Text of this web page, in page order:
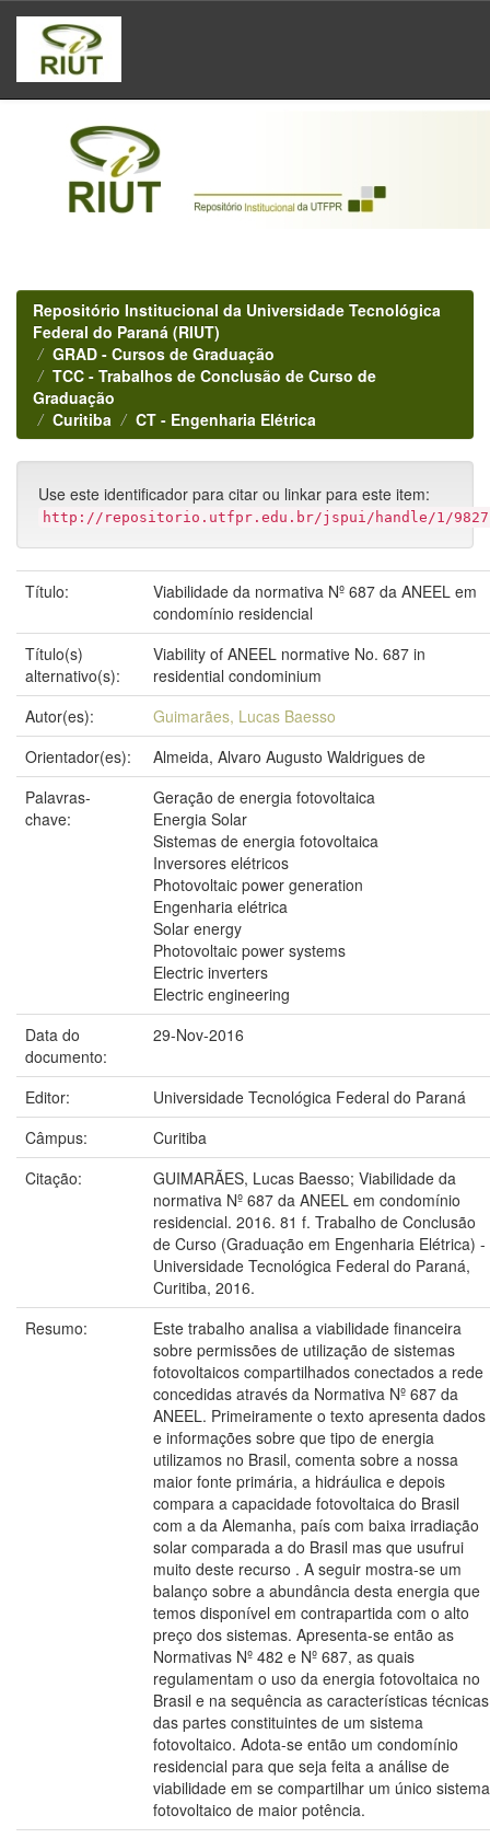
Skip
navigation
Repositório Institucional da Universidade Tecnológica
Federal do Paraná (RIUT)
GRAD - Cursos de Graduação
TCC - Trabalhos de Conclusão de Curso de
Graduação
Curitiba
CT - Engenharia Elétrica
Use este identificador para citar ou linkar para este item:
http://repositorio.utfpr.edu.br/jspui/handle/1/9827
Título:
Viabilidade da normativa Nº 687 da ANEEL em
condomínio residencial
Título(s)
alternativo(s):
Viability of ANEEL normative No. 687 in
residential condominium
Autor(es):
Guimarães, Lucas Baesso
Orientador(es):
Almeida, Alvaro Augusto Waldrigues de
Palavras-
chave:
Geração de energia fotovoltaica
Energia Solar
Sistemas de energia fotovoltaica
Inversores elétricos
Photovoltaic power generation
Engenharia elétrica
Solar energy
Photovoltaic power systems
Electric inverters
Electric engineering
Data do
documento:
29-Nov-2016
Editor:
Universidade Tecnológica Federal do Paraná
Câmpus:
Curitiba
Citação:
GUIMARÃES, Lucas Baesso; Viabilidade da
normativa Nº 687 da ANEEL em condomínio
residencial. 2016. 81 f. Trabalho de Conclusão
de Curso (Graduação em Engenharia Elétrica) -
Universidade Tecnológica Federal do Paraná,
Curitiba, 2016.
Resumo:
Este trabalho analisa a viabilidade financeira
sobre permissões de utilização de sistemas
fotovoltaicos compartilhados conectados a rede
concedidas através da Normativa Nº 687 da
ANEEL. Primeiramente o texto apresenta dados
e informações sobre que tipo de energia
utilizamos no Brasil, comenta sobre a nossa
maior fonte primária, a hidráulica e depois
compara a capacidade fotovoltaica do Brasil
com a da Alemanha, país com baixa irradiação
solar comparada a do Brasil mas que usufrui
muito deste recurso . A seguir mostra-se um
balanço sobre a abundância desta energia que
temos disponível em contrapartida com o alto
preço dos sistemas. Apresenta-se então as
Normativas Nº 482 e Nº 687, as quais
regulamentam o uso da energia fotovoltaica no
Brasil e na sequência as características técnicas
das partes constituintes de um sistema
fotovoltaico. Adota-se então um condomínio
residencial para que seja feita a análise de
viabilidade em se compartilhar um único sistema
fotovoltaico de maior potência.